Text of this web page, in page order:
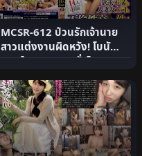
MCSR-612 ป่วนรักเจ้านาย
สาวแต่งงานผิดหวัง! โบนัส
แตกใน 14 คน 4 ชั่วโ.